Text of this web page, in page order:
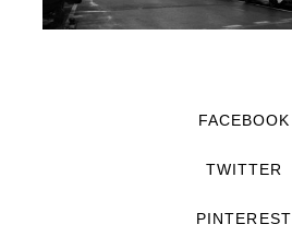
FACEBOOK
TWITTER
PINTEREST